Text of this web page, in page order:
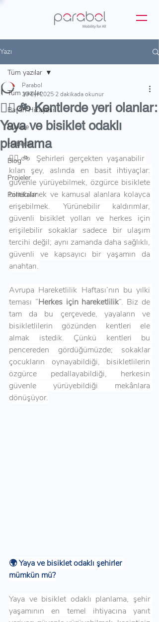
Yazı
Tüm yazılar
Başarı Hikayesi
Makale
Haberler
Blog
Projeler
Politikalar
Tüm yazılar
🚶‍♀️🚲 Kentlerde yeri olanlar:
Yaya ve bisiklet odaklı
planlama
Parabol
20 Eyl 2025 2 dakikada okunur
🚶‍♀️🚲 Şehirleri gerçekten yaşanabilir
kılan şey, aslında en basit ihtiyaçlar:
güvenle yürüyebilmek, özgürce bisiklete
binebilmek ve kamusal alanlara kolayca
erişebilmek. Yürünebilir kaldırımlar,
güvenli bisiklet yolları ve herkes için
erişilebilir sokaklar sadece bir ulaşım
tercihi değil; aynı zamanda daha sağlıklı,
güvenli ve kapsayıcı bir yaşamın da
anahtarı.
Avrupa Hareketlilik Haftası’nın bu yılki
teması “Herkes için hareketlilik”. Biz de
tam da bu çerçevede, yayaların ve
bisikletlilerin gözünden kentleri ele
almak istedik. Çünkü kentleri bu
pencereden gördüğümüzde; sokaklar
çocukların oynayabildiği, bisikletlilerin
özgürce pedallayabildiği, herkesin
güvenle yürüyebildiği mekânlara
dönüşüyor.
🌍 Yaya ve bisiklet odaklı şehirler
mümkün mü?
Yaya ve bisiklet odaklı planlama, şehir
yaşamının en temel ihtiyacına yanıt